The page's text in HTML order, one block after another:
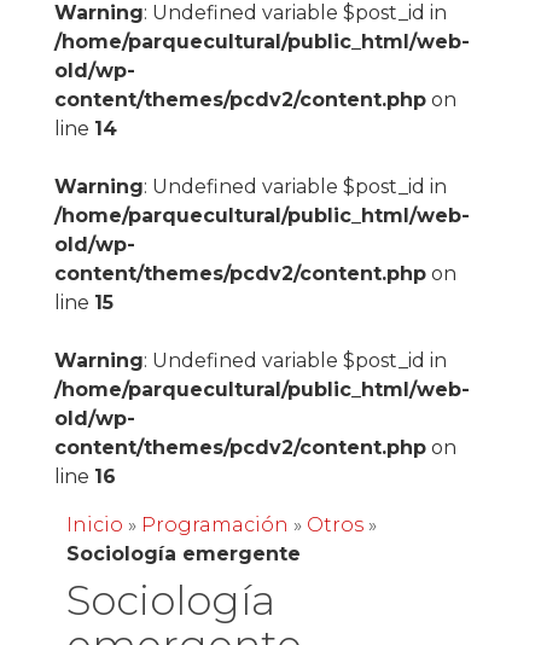
Warning: Undefined variable $post_id in
/home/parquecultural/public_html/web-
old/wp-
content/themes/pcdv2/content.phpon
line 14
Warning: Undefined variable $post_id in
/home/parquecultural/public_html/web-
old/wp-
content/themes/pcdv2/content.phpon
line 15
Warning: Undefined variable $post_id in
/home/parquecultural/public_html/web-
old/wp-
content/themes/pcdv2/content.phpon
line 16
Inicio » Programación » Otros»
Sociología emergente
Sociología